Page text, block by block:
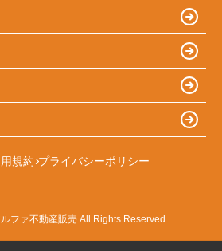
規約 プライバシーポリシー
ファ不動産販売 All Rights Reserved.